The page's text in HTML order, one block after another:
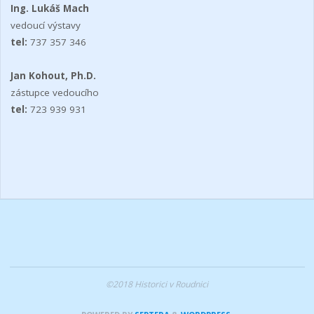
Ing. Lukáš Mach
vedoucí výstavy
tel: 737 357 346
Jan Kohout, Ph.D.
zástupce vedoucího
tel: 723 939 931
©2018 Historici v Roudnici